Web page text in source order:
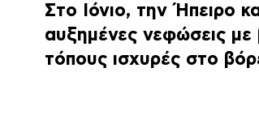
Στο Ιόνιο, την Ήπειρο
αυξημένες νεφώσεις με
τόπους ισχυρές στο